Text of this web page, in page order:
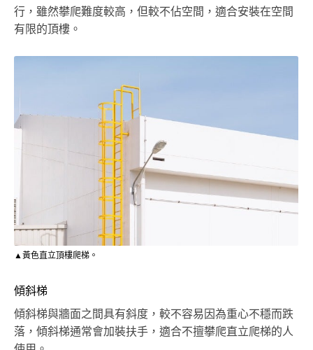
行，雖然攀爬難度較高，但較不佔空間，適合安裝在空間
有限的頂樓。
▲黃色直立頂樓爬梯。
傾斜梯
傾斜梯與牆面之間具有斜度，較不容易因為重心不穩而跌
落，傾斜梯通常會加裝扶手，適合不擅攀爬直立爬梯的人